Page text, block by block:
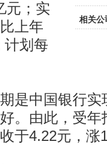
相关公
元；实
上年
计划每
中国银行实
。由此，受
于4.22元，涨